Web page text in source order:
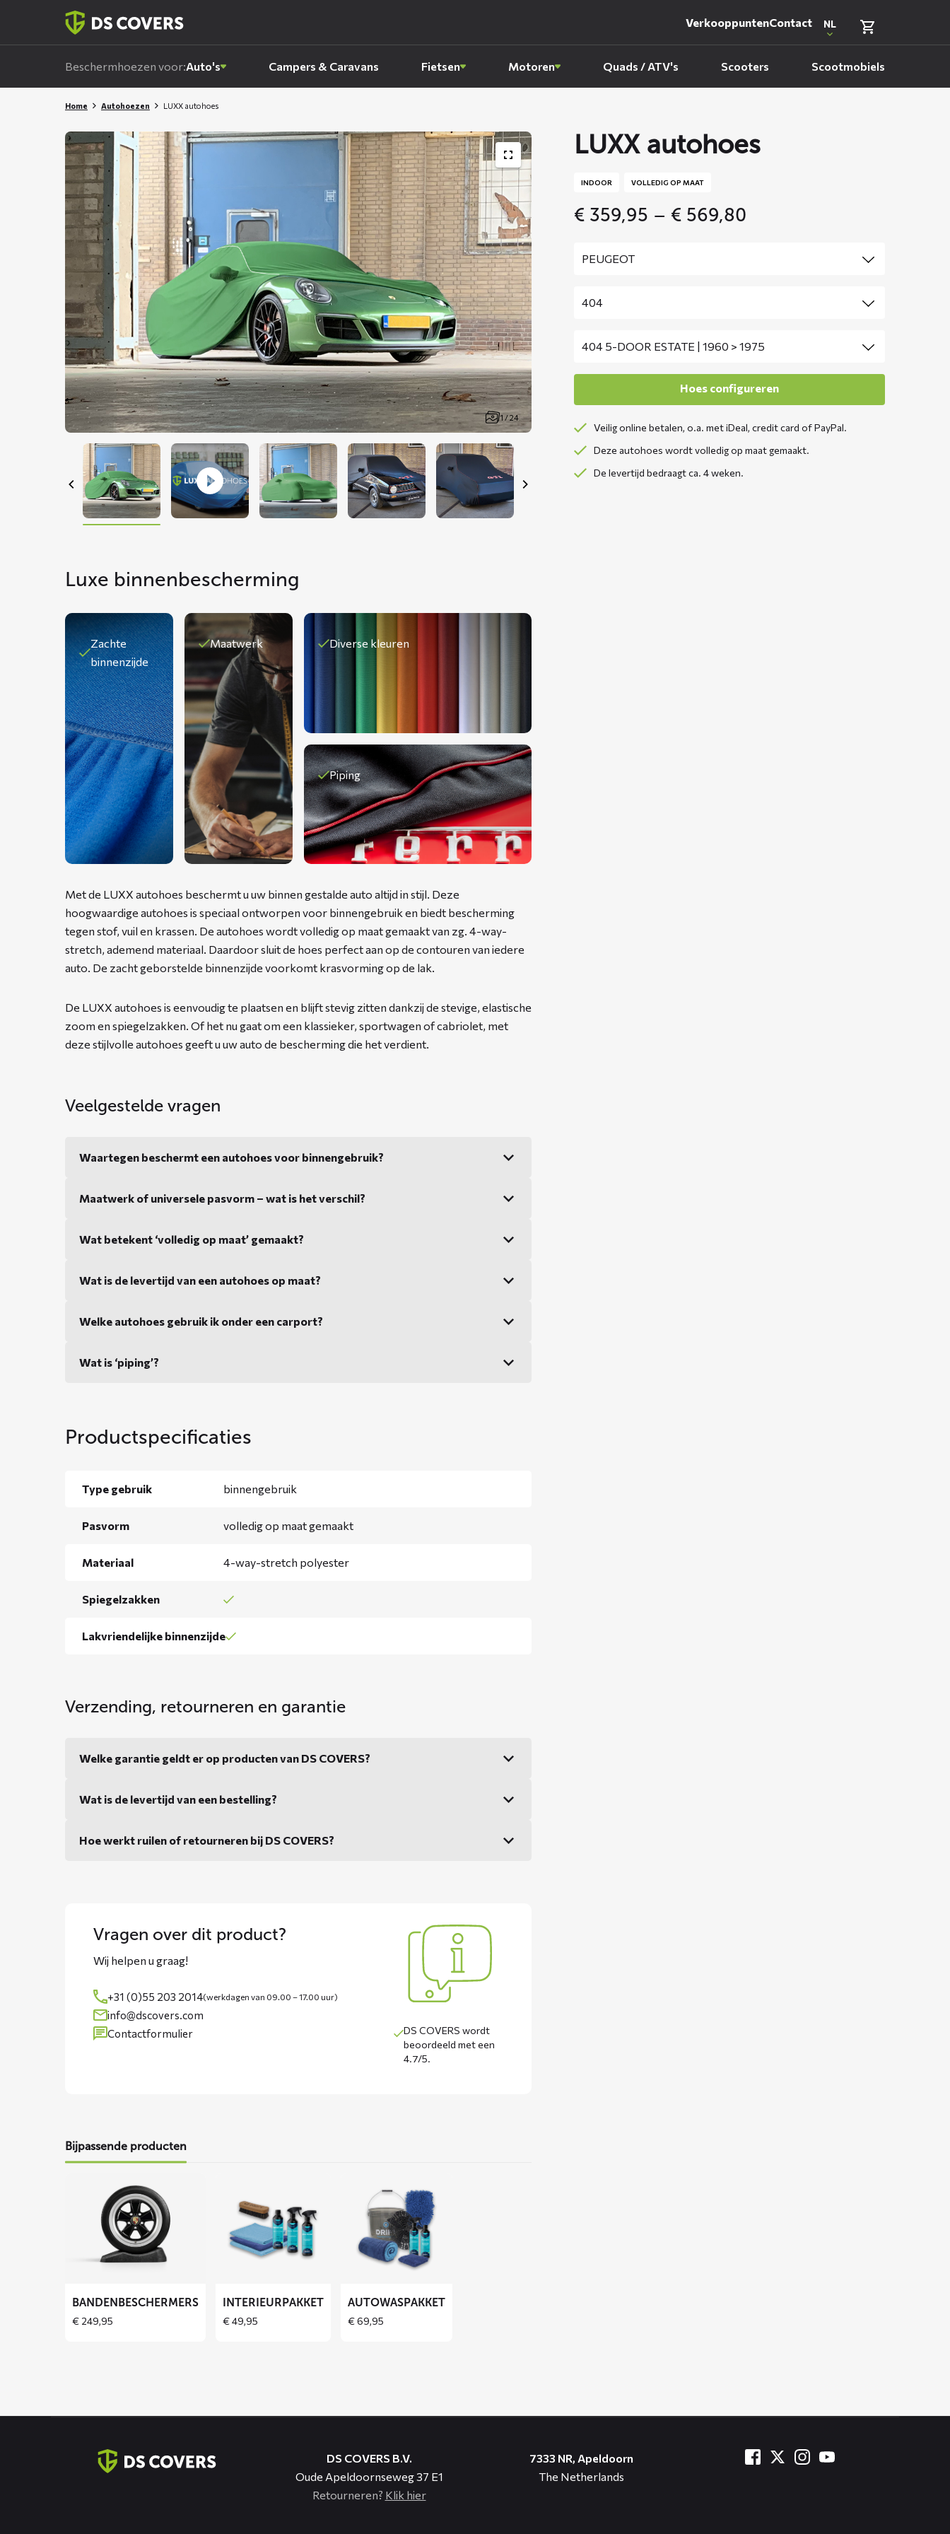
VerkooppuntenContact NL
Beschermhoezen voor:Auto's Campers & Caravans Fietsen Motoren Quads / ATV's Scooters Scootmobiels
Home Autohoezen LUXX autohoes
1 / 24
LUXX autohoes
INDOOR VOLLEDIG OP MAAT
€ 359,95 – € 569,80
Veilig online betalen, o.a. met iDeal, credit card of PayPal.
Deze autohoes wordt volledig op maat gemaakt.
De levertijd bedraagt ca. 4 weken.
Luxe binnenbescherming
Zachte
binnenzijde
Maatwerk Diverse kleuren
Piping
Met de LUXX autohoes beschermt u uw binnen gestalde auto altijd in stijl. Deze
hoogwaardige autohoes is speciaal ontworpen voor binnengebruik en biedt bescherming
tegen stof, vuil en krassen. De autohoes wordt volledig op maat gemaakt van zg. 4-way-
stretch, ademend materiaal. Daardoor sluit de hoes perfect aan op de contouren van iedere
auto. De zacht geborstelde binnenzijde voorkomt krasvorming op de lak.
De LUXX autohoes is eenvoudig te plaatsen en blijft stevig zitten dankzij de stevige, elastische
zoom en spiegelzakken. Of het nu gaat om een klassieker, sportwagen of cabriolet, met
deze stijlvolle autohoes geeft u uw auto de bescherming die het verdient.
Veelgestelde vragen
Waartegen beschermt een autohoes voor binnengebruik?
Maatwerk of universele pasvorm – wat is het verschil?
Wat betekent ‘volledig op maat’ gemaakt?
Wat is de levertijd van een autohoes op maat?
Welke autohoes gebruik ik onder een carport?
Wat is ‘piping’?
Productspecificaties
Type gebruik binnengebruik
Pasvorm volledig op maat gemaakt
Materiaal 4-way-stretch polyester
Spiegelzakken
Lakvriendelijke binnenzijde
Verzending, retourneren en garantie
Welke garantie geldt er op producten van DS COVERS?
Wat is de levertijd van een bestelling?
Hoe werkt ruilen of retourneren bij DS COVERS?
Vragen over dit product?
Wij helpen u graag!
+31 (0)55 203 2014(werkdagen van 09.00 – 17.00 uur)
info@dscovers.com
Contactformulier
DS COVERS wordt
beoordeeld met een
4.7/5.
Bijpassende producten
Bandenbeschermers
BANDENBESCHERMERS
€ 249,95
meer
Interieurpakket
INTERIEURPAKKET
€49,95
Autowaspakket
AUTOWASPAKKET
€69,95
DS COVERS B.V.
Oude Apeldoornseweg 37 E1
Retourneren? Klik hier
7333 NR, Apeldoorn
The Netherlands